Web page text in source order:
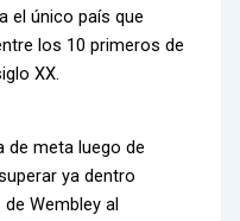
el único país que
los 10 primeros de
XX.
de meta luego de
ya dentro
Wembley al